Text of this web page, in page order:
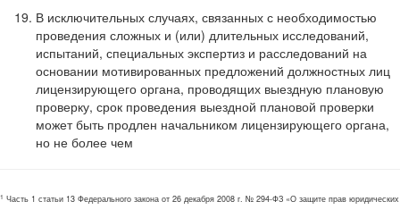
В исключительных случаях, связанных с необходимостью
проведения сложных и (или) длительных исследований,
испытаний, специальных экспертиз и расследований на
основании мотивированных предложений должностных лиц
лицензирующего органа, проводящих выездную плановую
проверку, срок проведения выездной плановой проверки
может быть продлен начальником лицензирующего органа,
но не более чем
1 Часть 1 статьи 13 Федерального закона от 26 декабря 2008 г. № 294-ФЗ «О защите прав юридических